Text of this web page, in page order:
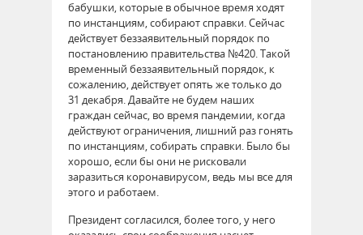
бабушки, которые в обычное время ходят
по инстанциям, собирают справки. Сейчас
действует беззаявительный порядок по
постановлению правительства №420. Такой
временный беззаявительный порядок, к
сожалению, действует опять же только до
31 декабря. Давайте не будем наших
граждан сейчас, во время пандемии, когда
действуют ограничения, лишний раз гонять
по инстанциям, собирать справки. Было бы
хорошо, если бы они не рисковали
заразиться коронавирусом, ведь мы все для
этого и работаем.
Президент согласился, более того, у него